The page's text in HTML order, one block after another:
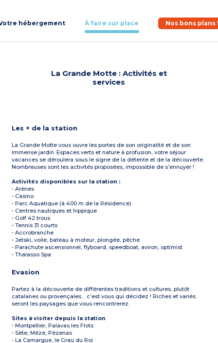
hébergement À faire sur place Nos bons plans
La Grande Motte : Activités et
services
Les + de la station
La Grande Motte vous ouvre les portes de son originalité et de son
immense jardin. Espaces verts et nature à profusion, votre séjour
vacances se déroulera sous le signe de la détente et de la découverte.
Nombreuses sont les activités proposées, impossible de s’ennuyer !
Activités disponibles sur la station :
- Arènes
- Casino
- Parc Aquatique (à 400 m de la Résidence)
- Centres nautiques et hippique
- Golf 42 trous
- Tennis 31 courts
- Accrobranche
- Jetski, voile, bateau à moteur, plongée, pêche
- Parachute ascensionnel, flyboard, speedboat, aviron, optimist
- Thalasso Spa
Evasion
Partez à la découverte de différentes traditions et cultures, plutôt
catalanes ou provençales… c’est vous qui décidez ! Riches et variés
seront les paysages que vous rencontrerez.
Sites à visiter depuis la station
- Montpellier, Palavas les Flots
- Sète, Mèze, Pézenas
- La Camargue, le Grau du Roi